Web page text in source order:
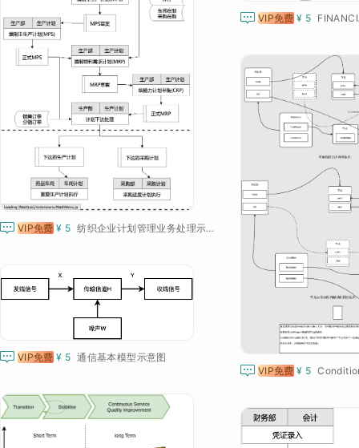
 VIP免费 ¥ 5
 VIP免费 ¥ 5 纺织企业计划管理业务处理示意图
 VIP免费 ¥ 5
 VIP免费 ¥ 5 通信基本模型示意图